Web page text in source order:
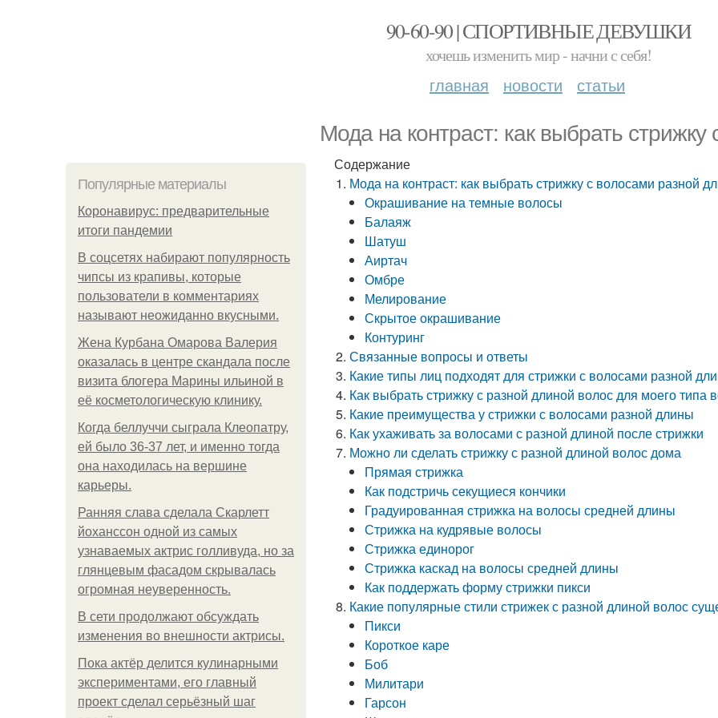
90-60-90 | СПОРТИВНЫЕ ДЕВУШКИ
хочешь изменить мир - начни с себя!
главная новости статьи
Мода на контраст: как выбрать
Популярные материалы
Коронавирус: предварительные
итоги пандемии
В соцсетях набирают популярность
чипсы из крапивы, которые
пользователи в комментариях
называют неожиданно вкусными.
Жена Курбана Омарова Валерия
оказалась в центре скандала после
визита блогера Марины ильиной в
её косметологическую клинику.
Когда беллуччи сыграла Клеопатру,
ей было 36-37 лет, и именно тогда
она находилась на вершине
карьеры.
Ранняя слава сделала Скарлетт
йоханссон одной из самых
узнаваемых актрис голливуда, но за
глянцевым фасадом скрывалась
огромная неуверенность.
В сети продолжают обсуждать
изменения во внешности актрисы.
Пока актёр делится кулинарными
экспериментами, его главный
проект сделал серьёзный шаг
Содержание
Мода на контраст: как выбрать стрижку с волосами разной
Окрашивание на темные волосы
Балаяж
Шатуш
Аиртач
Омбре
Мелирование
Скрытое окрашивание
Контуринг
Связанные вопросы и ответы
Какие типы лиц подходят для стрижки с волосами разной
Как выбрать стрижку с разной длиной волос для моего типа
Какие преимущества у стрижки с волосами разной длины
Как ухаживать за волосами с разной длиной после стрижки
Можно ли сделать стрижку с разной длиной волос дома
Прямая стрижка
Как подстричь секущиеся кончики
Градуированная стрижка на волосы средней длины
Стрижка на кудрявые волосы
Стрижка единорог
Стрижка каскад на волосы средней длины
Как поддержать форму стрижки пикси
Какие популярные стили стрижек с разной длиной волос
Пикси
Короткое каре
Боб
Милитари
Гарсон